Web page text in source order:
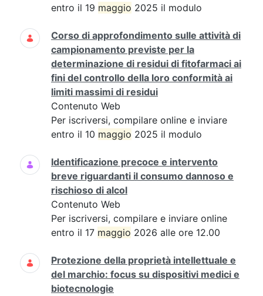
entro il 19 maggio 2025 il modulo
Corso di approfondimento sulle attività di
campionamento previste per la
determinazione di residui di fitofarmaci ai
fini del controllo della loro conformità ai
limiti massimi di residui
Contenuto Web
Per iscriversi, compilare online e inviare
entro il 10 maggio 2025 il modulo
Identificazione precoce e intervento
breve riguardanti il consumo dannoso e
rischioso di alcol
Contenuto Web
Per iscriversi, compilare e inviare online
entro il 17 maggio 2026 alle ore 12.00
Protezione della proprietà intellettuale e
del marchio: focus su dispositivi medici e
biotecnologie